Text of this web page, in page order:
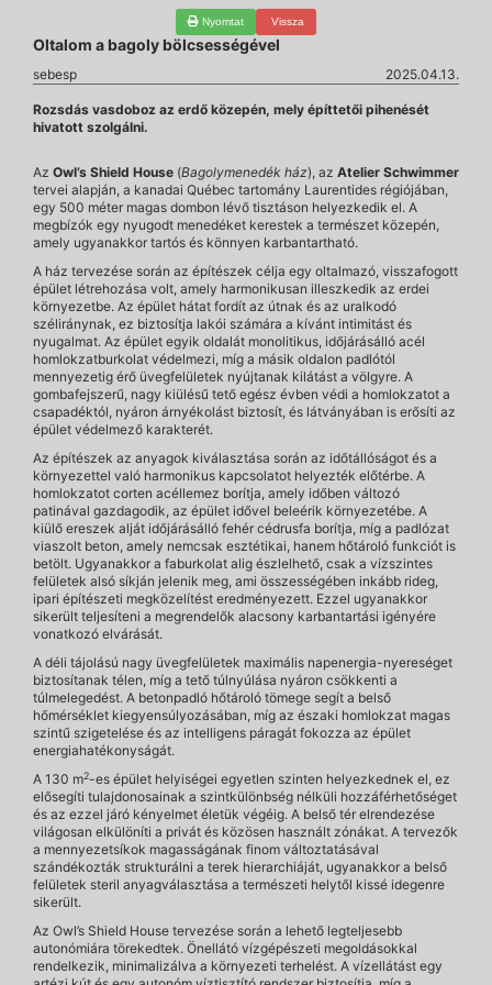
Nyomtat Vissza
Oltalom a bagoly bölcsességével
sebesp 2025.04.13.
Rozsdás vasdoboz az erdő közepén, mely építtetői pihenését
hivatott szolgálni.
Az Owl’s Shield House (Bagolymenedék ház), az Atelier Schwimmer
tervei alapján, a kanadai Québec tartomány Laurentides régiójában,
egy 500 méter magas dombon lévő tisztáson helyezkedik el. A
megbízók egy nyugodt menedéket kerestek a természet közepén,
amely ugyanakkor tartós és könnyen karbantartható.
A ház tervezése során az építészek célja egy oltalmazó, visszafogott
épület létrehozása volt, amely harmonikusan illeszkedik az erdei
környezetbe. Az épület hátat fordít az útnak és az uralkodó
széliránynak, ez biztosítja lakói számára a kívánt intimitást és
nyugalmat. Az épület egyik oldalát monolitikus, időjárásálló acél
homlokzatburkolat védelmezi, míg a másik oldalon padlótól
mennyezetig érő üvegfelületek nyújtanak kilátást a völgyre. A
gombafejszerű, nagy kiülésű tető egész évben védi a homlokzatot a
csapadéktól, nyáron árnyékolást biztosít, és látványában is erősíti az
épület védelmező karakterét.
Az építészek az anyagok kiválasztása során az időtállóságot és a
környezettel való harmonikus kapcsolatot helyezték előtérbe. A
homlokzatot corten acéllemez borítja, amely időben változó
patinával gazdagodik, az épület idővel beleérik környezetébe. A
kiülő ereszek alját időjárásálló fehér cédrusfa borítja, míg a padlózat
viaszolt beton, amely nemcsak esztétikai, hanem hőtároló funkciót is
betölt. Ugyanakkor a faburkolat alig észlelhető, csak a vízszintes
felületek alsó síkján jelenik meg, ami összességében inkább rideg,
ipari építészeti megközelítést eredményezett. Ezzel ugyanakkor
sikerült teljesíteni a megrendelők alacsony karbantartási igényére
vonatkozó elvárását.
A déli tájolású nagy üvegfelületek maximális napenergia-nyereséget
biztosítanak télen, míg a tető túlnyúlása nyáron csökkenti a
túlmelegedést. A betonpadló hőtároló tömege segít a belső
hőmérséklet kiegyensúlyozásában, míg az északi homlokzat magas
szintű szigetelése és az intelligens páragát fokozza az épület
energiahatékonyságát.
A 130 m2-es épület helyiségei egyetlen szinten helyezkednek el, ez
elősegíti tulajdonosainak a szintkülönbség nélküli hozzáférhetőséget
és az ezzel járó kényelmet életük végéig. A belső tér elrendezése
világosan elkülöníti a privát és közösen használt zónákat. A tervezők
a mennyezetsíkok magasságának finom változtatásával
szándékozták strukturálni a terek hierarchiáját, ugyanakkor a belső
felületek steril anyagválasztása a természeti helytől kissé idegenre
sikerült.
Az Owl’s Shield House tervezése során a lehető legteljesebb
autonómiára törekedtek. Önellátó vízgépészeti megoldásokkal
rendelkezik, minimalizálva a környezeti terhelést. A vízellátást egy